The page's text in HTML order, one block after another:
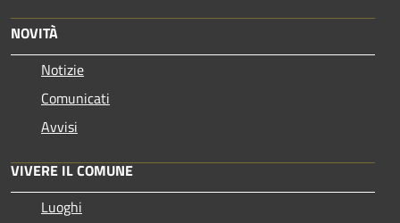
NOVITÀ
Notizie
Comunicati
Avvisi
VIVERE IL COMUNE
Luoghi